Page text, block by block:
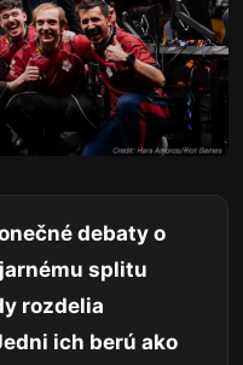
debaty o
splitu
rozdelia
ich berú ako